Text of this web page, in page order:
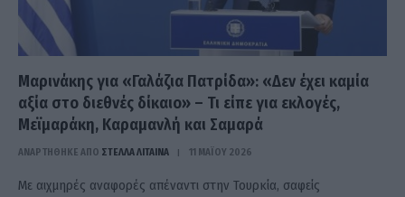
Μαρινάκης για «Γαλάζια Πατρίδα»: «Δεν έχει καμία
αξία στο διεθνές δίκαιο» – Τι είπε για εκλογές,
Μεϊμαράκη, Καραμανλή και Σαμαρά
ΑΝΑΡΤΗΘΗΚΕ ΑΠΟ ΣΤΈΛΛΑ ΛΊΤΑΙΝΑ 11 ΜΑΪ́ΟΥ 2026
Με αιχμηρές αναφορές απέναντι στην Τουρκία, σαφείς